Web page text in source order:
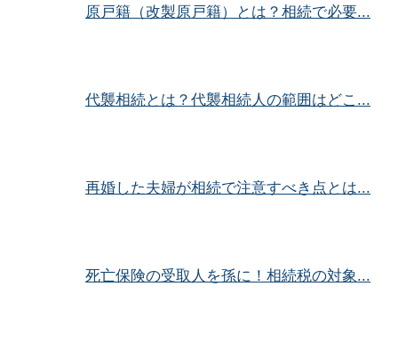
原戸籍（改製原戸籍）とは？相続で必要...
代襲相続とは？代襲相続人の範囲はどこ...
再婚した夫婦が相続で注意すべき点とは...
死亡保険の受取人を孫に！相続税の対象...